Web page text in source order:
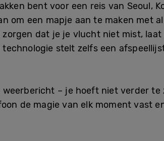
bent voor een reis van Seoul,
om een mapje aan te maken met
dat je je vlucht niet mist,
stelt zelfs een
– je hoeft niet verder te
de magie van elk moment vast